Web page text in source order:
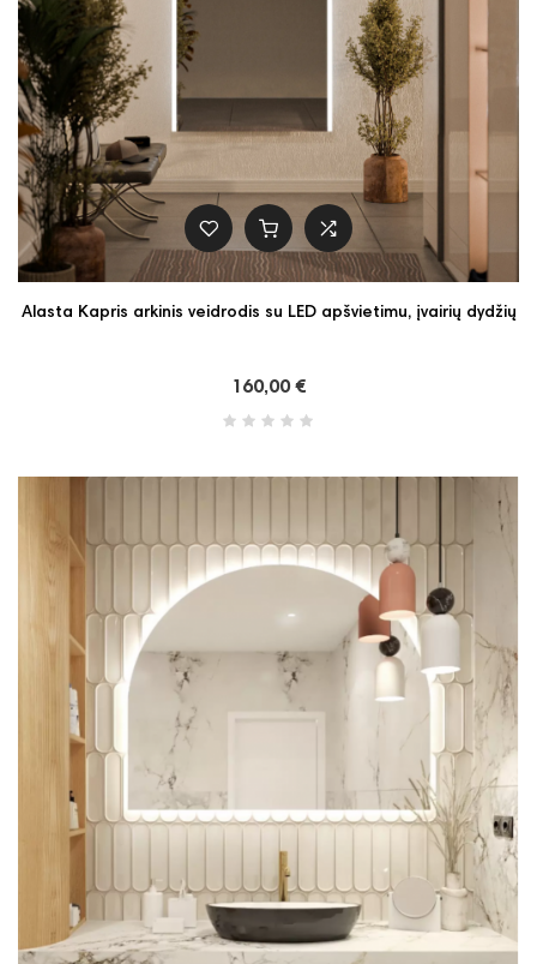
Alasta Kapris arkinis veidrodis su LED apšvietimu, įvairių dydžių
160,00 €